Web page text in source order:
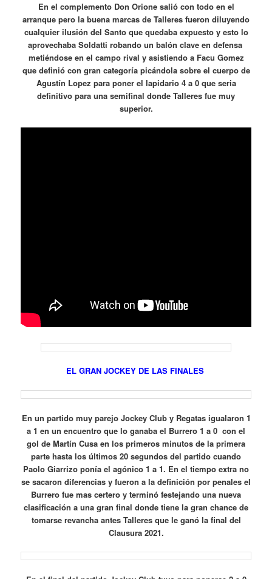
En el complemento Don Orione salió con todo en el
arranque pero la buena marcas de Talleres fueron diluyendo
cualquier ilusión del Santo que quedaba expuesto y esto lo
aprovechaba Soldatti robando un balón clave en defensa
metiéndose en el campo rival y asistiendo a Facu Gomez
que definió con gran categoría picándola sobre el cuerpo de
Agustín Lopez para poner el lapidario 4 a 0 que seria
definitivo para una semifinal donde Talleres fue muy
superior.
EL GRAN JOCKEY DE LAS FINALES
En un partido muy parejo Jockey Club y Regatas igualaron 1
a 1 en un encuentro que lo ganaba el Burrero 1 a 0 con el
gol de Martín Cusa en los primeros minutos de la primera
parte hasta los últimos 20 segundos del partido cuando
Paolo Giarrizo ponía el agónico 1 a 1. En el tiempo extra no
se sacaron diferencias y fueron a la definición por penales el
Burrero fue mas certero y terminó festejando una nueva
clasificación a una gran final donde tiene la gran chance de
tomarse revancha antes Talleres que le ganó la final del
Clausura 2021.